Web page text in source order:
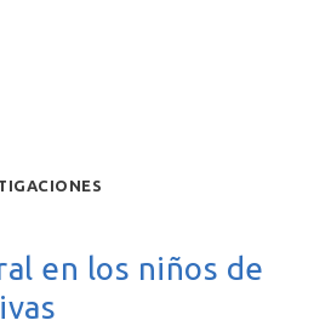
en los niños de